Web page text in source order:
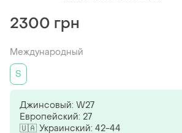
2300 грн
Международный
S
Джинсовый: W27
Европейский: 27
🇺🇦 Украинский: 42-44